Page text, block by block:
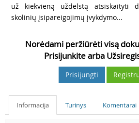
už kiekvieną uždelstą atsiskaityti
skolinių įsipareigojimų įvykdymo...
Norėdami peržiūrėti visą
Prisijunkite arba
Prisijungti
Informacija Turinys Komentarai